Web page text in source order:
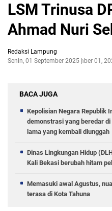
LSM Trinusa
Ahmad Nuri
Redaksi Lampung
Senin, 01 September 2025September 01,
BACA JUGA
Kepolisian Negara Republik
demonstrasi yang beredar
lama yang kembali diunggah
Dinas Lingkungan Hidup
Kali Bekasi berubah hitam
Memasuki awal Agustus,
terasa di Kota Tahuna